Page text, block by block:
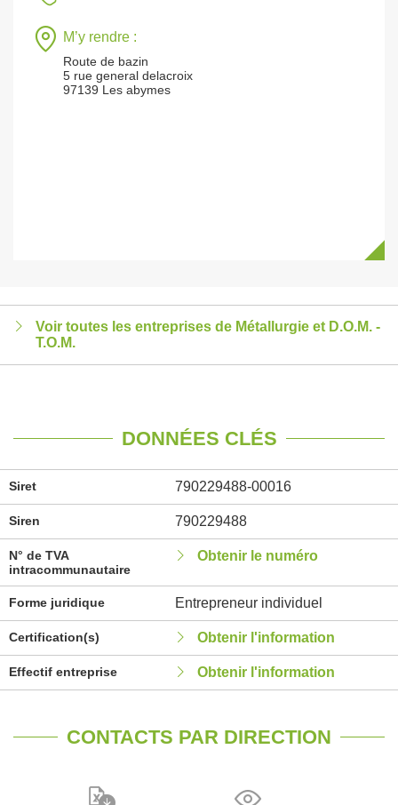
M’y rendre :
Route de bazin
5 rue general delacroix
97139 Les abymes
Voir toutes les entreprises de Métallurgie et D.O.M. -
T.O.M.
DONNÉES CLÉS
Siret 790229488-00016
Siren 790229488
N° de TVA
intracommunautaire
Obtenir le numéro
Forme juridique Entrepreneur individuel
Certification(s) Obtenir l'information
Effectif entreprise Obtenir l'information
CONTACTS PAR DIRECTION